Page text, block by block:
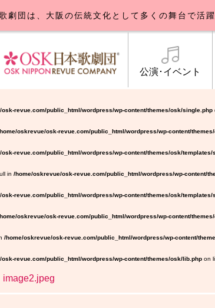
revue.com/public_html/wordpress/wp-content/themes/osk/single.php
oskrevue/osk-revue.com/public_html/wordpress/wp-content/
revue.com/public_html/wordpress/wp-content/themes/osk/templates/
in /home/oskrevue/osk-revue.com/public_html/wordpress/wp-content/
revue.com/public_html/wordpress/wp-content/themes/osk/templates/
oskrevue/osk-revue.com/public_html/wordpress/wp-content/
/home/oskrevue/osk-revue.com/public_html/wordpress/wp-content/
revue.com/public_html/wordpress/wp-content/themes/osk/lib.php on
劇団は、大阪の伝統文化として多くの舞台で活
公演･イベント
公演･イベント ブルッ
お知らせ一覧 トピッ
公式グッ
OSK日本歌劇団について
image2.jpeg